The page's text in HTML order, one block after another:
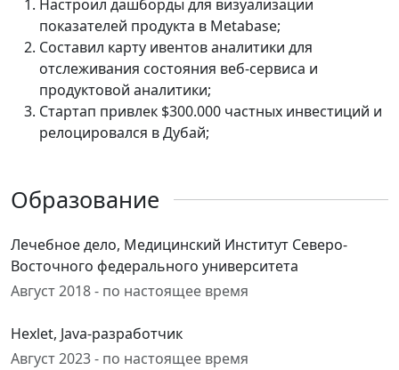
Настроил дашборды для визуализации
показателей продукта в Metabase;
Составил карту ивентов аналитики для
отслеживания состояния веб-сервиса и
продуктовой аналитики;
Стартап привлек $300.000 частных инвестиций и
релоцировался в Дубай;
Образование
Лечебное дело, Медицинский Институт Северо-
Восточного федерального университета
Август 2018 - по настоящее время
Hexlet, Java-разработчик
Август 2023 - по настоящее время